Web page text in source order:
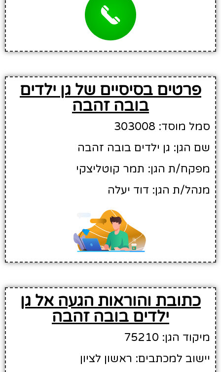
פרטים בסיסיים של גן ילדים
בובה זהבה
סמל מוסד: 303008
שם הגן: גן ילדים בובה זהבה
מפקח/ת הגן: תמר קוטליצקי
מנהל/ת הגן: דוד יעלה
כתובת והוראות הגעה אל גן
ילדים בובה זהבה
מיקוד הגן: 75210
יישוב למכתבים: ראשון לציון